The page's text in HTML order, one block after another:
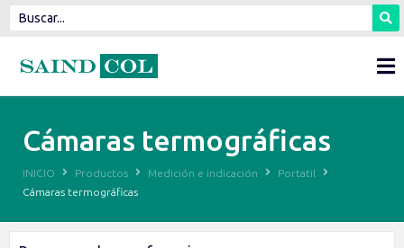
Cámaras termográficas
INICIO Productos Medición e indicación
Portatil
Cámaras termográficas